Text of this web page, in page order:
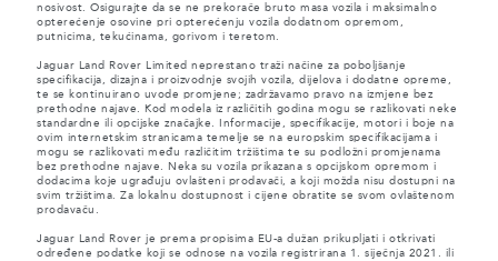
nosivost. Osigurajte da se ne prekorače bruto masa vozila i maksimalno
opterećenje osovine pri opterećenju vozila dodatnom opremom,
putnicima, tekućinama, gorivom i teretom.
Jaguar Land Rover Limited neprestano traži načine za poboljšanje
specifikacija, dizajna i proizvodnje svojih vozila, dijelova i dodatne opreme,
te se kontinuirano uvode promjene; zadržavamo pravo na izmjene bez
prethodne najave. Kod modela iz različitih godina mogu se razlikovati neke
standardne ili opcijske značajke. Informacije, specifikacije, motori i boje na
ovim internetskim stranicama temelje se na europskim specifikacijama i
mogu se razlikovati među različitim tržištima te su podložni promjenama
bez prethodne najave. Neka su vozila prikazana s opcijskom opremom i
dodacima koje ugrađuju ovlašteni prodavači, a koji možda nisu dostupni na
svim tržištima. Za lokalnu dostupnost i cijene obratite se svom ovlaštenom
prodavaču.
Jaguar Land Rover je prema propisima EU-a dužan prikupljati i otkrivati
određene podatke koji se odnose na vozila registrirana 1. siječnja 2021. ili